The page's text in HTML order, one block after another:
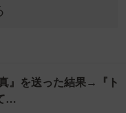
』を送った結果→『ト
…